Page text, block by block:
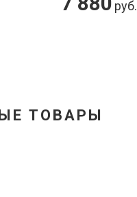
руб.
ТОВАРЫ